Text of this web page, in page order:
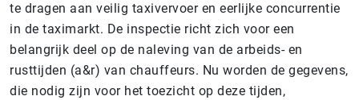
te dragen aan veilig taxivervoer en eerlijke concurrentie
in de taximarkt. De inspectie richt zich voor een
belangrijk deel op de naleving van de arbeids- en
rusttijden (a&r) van chauffeurs. Nu worden de gegevens,
die nodig zijn voor het toezicht op deze tijden,